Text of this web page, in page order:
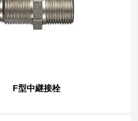
F型中継接栓